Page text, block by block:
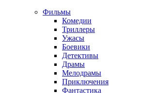
Фильмы
Комедии
Триллеры
Ужасы
Боевики
Детективы
Драмы
Мелодрамы
Приключения
Фантастика